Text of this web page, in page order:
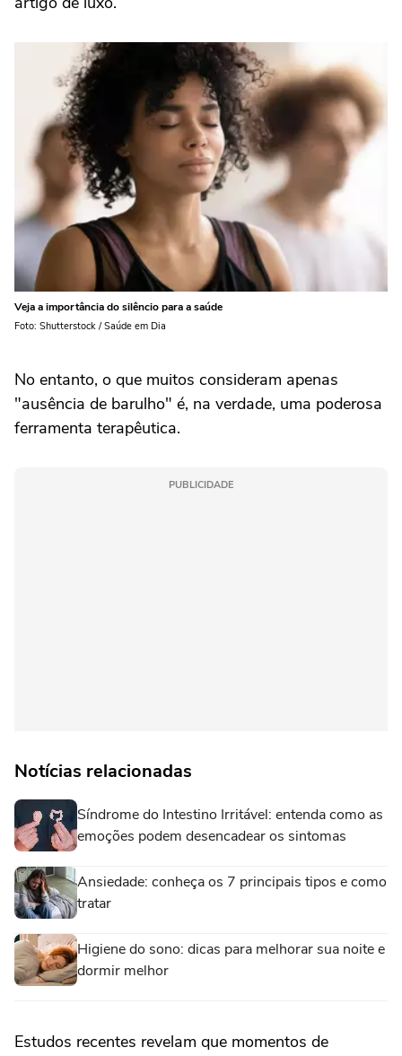
Veja a importância do silêncio para a saúde
Foto: Shutterstock / Saúde em Dia
No entanto, o que muitos consideram apenas
"ausência de barulho" é, na verdade, uma poderosa
ferramenta terapêutica.
PUBLICIDADE
Notícias relacionadas
Síndrome do Intestino Irritável: entenda como as
emoções podem desencadear os sintomas
Ansiedade: conheça os 7 principais tipos e como
tratar
Higiene do sono: dicas para melhorar sua noite e
dormir melhor
Estudos recentes revelam que momentos de